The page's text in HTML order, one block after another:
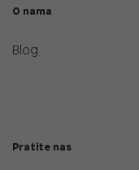
O nama
Blog
Pratite nas